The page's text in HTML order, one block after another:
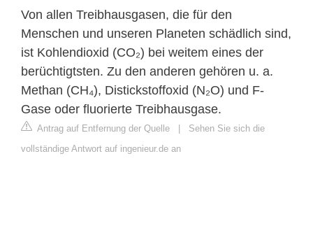
Von allen Treibhausgasen, die für den
Menschen und unseren Planeten schädlich sind,
ist Kohlendioxid (CO₂) bei weitem eines der
berüchtigtsten. Zu den anderen gehören u. a.
Methan (CH₄), Distickstoffoxid (N₂O) und F-
Gase oder fluorierte Treibhausgase.
Antrag auf Entfernung der Quelle | Sehen Sie sich die
vollständige Antwort auf ingenieur.de an